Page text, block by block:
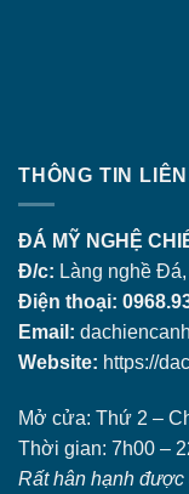
THÔNG TIN
ĐÁ MỸ NGHỆ
Đ/c: Làng nghề
Điện thoại:
Email:
Website: https://
Mở cửa: Thứ 2 –
Thời gian: 7h00 –
Rất hân hạnh